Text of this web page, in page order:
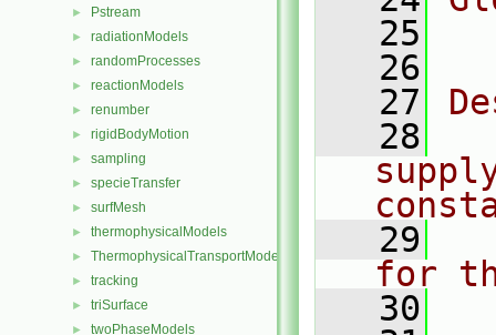
► Pstream
► radiationModels
► randomProcesses
► reactionModels
► renumber
► rigidBodyMotion
► sampling
► specieTransfer
► surfMesh
► thermophysicalModels
► ThermophysicalTransportModels
► tracking
► triSurface
► twoPhaseModels
   25
   26
   27
   28
   29
for
   30